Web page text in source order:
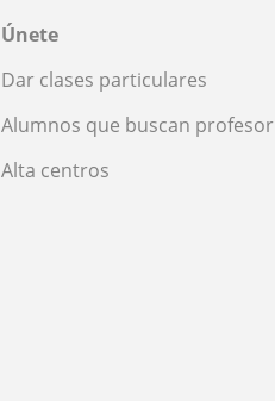
Únete
Dar clases particulares
Alumnos que buscan profesor
Alta centros